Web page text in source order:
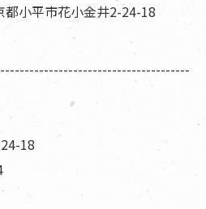
小平市花小金井2-24-18
18